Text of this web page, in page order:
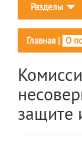
Разделы
Главная | О
защите